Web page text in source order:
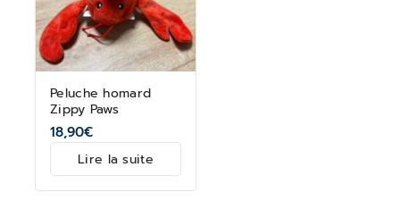
Peluche homard
Zippy Paws
18,90€
Lire la suite